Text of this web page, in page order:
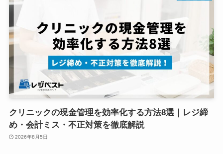
クリニックの現金管理を効率化する方法8選｜レジ締
め・会計ミス・不正対策を徹底解説
2026年8月5日